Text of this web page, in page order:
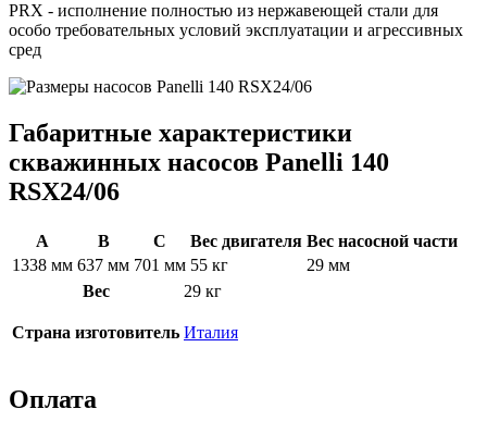
PRX - исполнение полностью из нержавеющей стали для
особо требовательных условий эксплуатации и агрессивных
сред
Габаритные характеристики
скважинных насосов Panelli 140
RSX24/06
A B C Вес двигателя Вес насосной части
1338 мм 637 мм 701 мм 55 кг
29 мм
Вес
29 кг
Страна изготовитель Италия
Оплата